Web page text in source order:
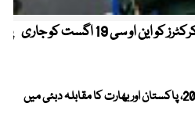
کیریبین پریمیئر لیگ ، قومی کرکٹرز کو این او سی 19 اگست کو جاری
ویمنز ایشیا کپ 2026، پاکستان اور بھارت کا مقابلہ دبئی میں